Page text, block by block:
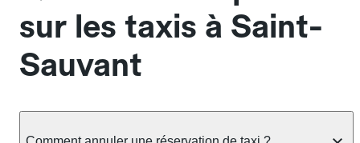
sur les taxis à Saint-
Sauvant